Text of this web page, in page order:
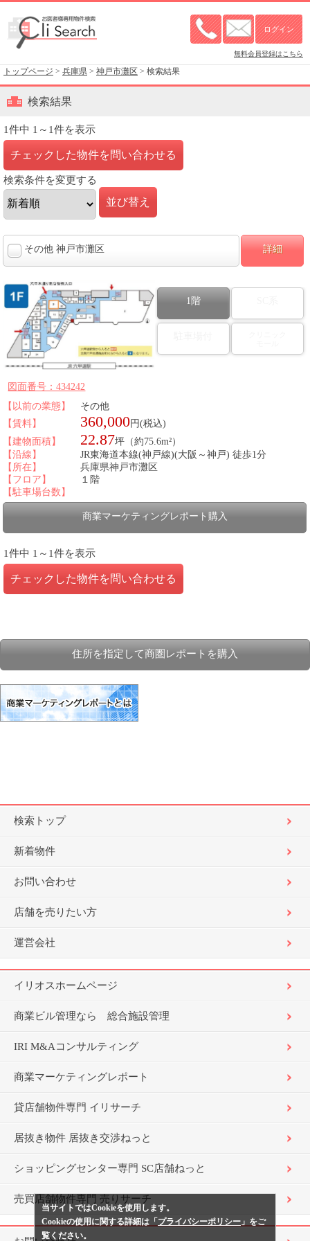
無料会員登録はこちら
トップページ > 兵庫県 > 神戸市灘区 > 検索結果
検索結果
1件中 1～1件を表示
検索条件を変更する
その他 神戸市灘区 詳細
1階
図面番号：434242
【以前の業態】
その他
【賃料】
360,000円(税込)
【建物面積】
22.87坪（約75.6m²）
【沿線】
JR東海道本線(神戸線)(大阪～神戸) 徒歩1分
【所在】
兵庫県神戸市灘区
【フロア】
１階
【駐車場台数】
商業マーケティングレポート購入
1件中 1～1件を表示
住所を指定して商圏レポートを購入
検索トップ
新着物件
お問い合わせ
店舗を売りたい方
運営会社
イリオスホームページ
商業ビル管理なら 総合施設管理
IRI M&Aコンサルティング
商業マーケティングレポート
貸店舗物件専門 イリサーチ
居抜き物件 居抜き交渉ねっと
ショッピングセンター専門 SC店舗ねっと
売買店舗物件専門 売りサーチ
当サイトではCookieを使用します。
Cookieの使用に関する詳細は「 プライバシーポリシー 」をご
覧ください。